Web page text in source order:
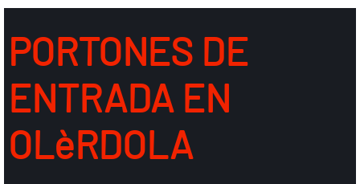
PORTONES DE
ENTRADA EN
OLèRDOLA